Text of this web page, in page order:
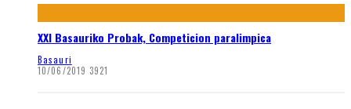
XXI Basauriko Probak, Competicion paralimpica
Basauri
10/06/2019 3921